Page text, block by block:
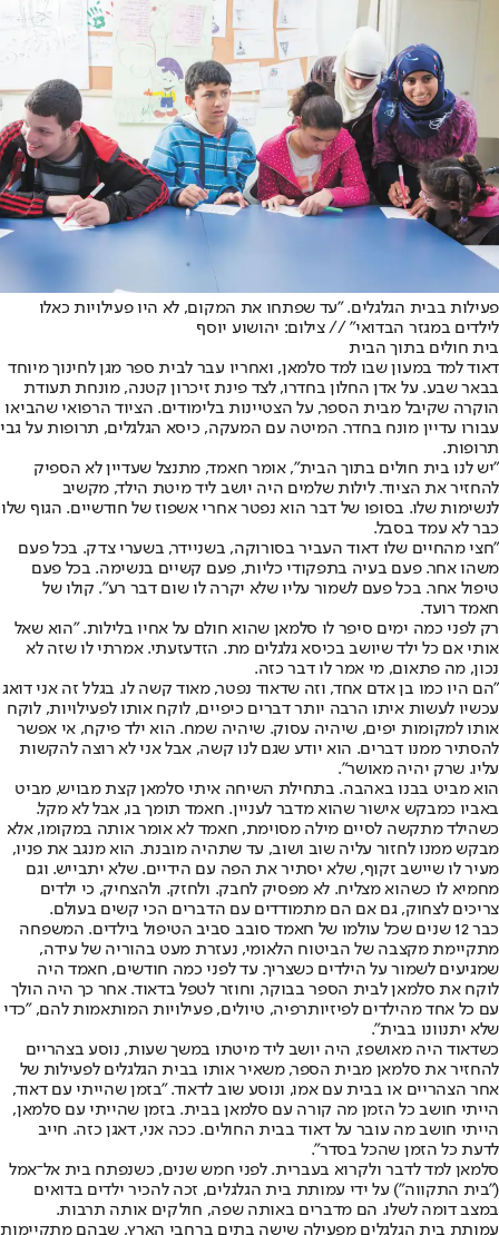
פעילות בבית הגלגלים. "עד שפתחו את המקום, לא היו פעילויות כאלו
לילדים במגזר הבדואי" // צילום: יהושוע יוסף
בית חולים בתוך הבית
דאוד למד במעון שבו למד סלמאן, ואחריו עבר לבית ספר מגן לחינוך מיוחד
בבאר שבע. על אדן החלון בחדרו, לצד פינת זיכרון קטנה, מונחת תעודת
הוקרה שקיבל מבית הספר, על הצטיינות בלימודים. הציוד הרפואי שהביאו
עבורו עדיין מונח בחדר. המיטה עם המעקה, כיסא הגלגלים, תרופות על גבי
תרופות.
"יש לנו בית חולים בתוך הבית", אומר חאמד, מתנצל שעדיין לא הספיק
להחזיר את הציוד. לילות שלמים היה יושב ליד מיטת הילד, מקשיב
לנשימות שלו. בסופו של דבר הוא נפטר אחרי אשפוז של חודשיים. הגוף שלו
כבר לא עמד בסבל.
"חצי מהחיים שלו דאוד העביר בסורוקה, בשניידר, בשערי צדק. בכל פעם
משהו אחר. פעם בעיה בתפקודי כליות, פעם קשיים בנשימה. בכל פעם
טיפול אחר. בכל פעם לשמור עליו שלא יקרה לו שום דבר רע". קולו של
חאמד רועד.
רק לפני כמה ימים סיפר לו סלמאן שהוא חולם על אחיו בלילות. "הוא שאל
אותי אם כל ילד שיושב בכיסא גלגלים מת. הזדעזעתי. אמרתי לו שזה לא
נכון, מה פתאום, מי אמר לו דבר כזה.
"הם היו כמו בן אדם אחד, וזה שדאוד נפטר, מאוד קשה לו. בגלל זה אני דואג
עכשיו לעשות איתו הרבה יותר דברים כיפיים, לוקח אותו לפעילויות, לוקח
אותו למקומות יפים, שיהיה עסוק. שיהיה שמח. הוא ילד פיקח, אי אפשר
להסתיר ממנו דברים. הוא יודע שגם לנו קשה, אבל אני לא רוצה להקשות
עליו. שרק יהיה מאושר".
הוא מביט בבנו באהבה. בתחילת השיחה איתי סלמאן קצת מבויש, מביט
באביו כמבקש אישור שהוא מדבר לעניין. חאמד תומך בו, אבל לא מקל.
כשהילד מתקשה לסיים מילה מסוימת, חאמד לא אומר אותה במקומו, אלא
מבקש ממנו לחזור עליה שוב ושוב, עד שתהיה מובנת. הוא מנגב את פניו,
מעיר לו שיישב זקוף, שלא יסתיר את הפה עם הידיים. שלא יתבייש. וגם
מחמיא לו כשהוא מצליח. לא מפסיק לחבק. ולחזק. ולהצחיק, כי ילדים
צריכים לצחוק, גם אם הם מתמודדים עם הדברים הכי קשים בעולם.
כבר 12 שנים שכל עולמו של חאמד סובב סביב הטיפול בילדים. המשפחה
מתקיימת מקצבה של הביטוח הלאומי, נעזרת מעט בהוריה של עידה,
שמגיעים לשמור על הילדים כשצריך. עד לפני כמה חודשים, חאמד היה
לוקח את סלמאן לבית הספר בבוקר, וחוזר לטפל בדאוד. אחר כך היה הולך
עם כל אחד מהילדים לפיזיותרפיה, טיולים, פעילויות המותאמות להם, "כדי
שלא יתנוונו בבית".
כשדאוד היה מאושפז, היה יושב ליד מיטתו במשך שעות, נוסע בצהריים
להחזיר את סלמאן מבית הספר, משאיר אותו בבית הגלגלים לפעילות של
אחר הצהריים או בבית עם אמו, ונוסע שוב לדאוד. "בזמן שהייתי עם דאוד,
הייתי חושב כל הזמן מה קורה עם סלמאן בבית. בזמן שהייתי עם סלמאן,
הייתי חושב מה עובר על דאוד בבית החולים. ככה אני, דאגן כזה. חייב
לדעת כל הזמן שהכל בסדר".
סלמאן למד לדבר ולקרוא בעברית. לפני חמש שנים, כשנפתח בית אל־אמל
("בית התקווה") על ידי עמותת בית הגלגלים, זכה להכיר ילדים בדואים
במצב דומה לשלו. הם מדברים באותה שפה, חולקים אותה תרבות.
עמותת בית הגלגלים מפעילה שישה בתים ברחבי הארץ, שבהם מתקיימות